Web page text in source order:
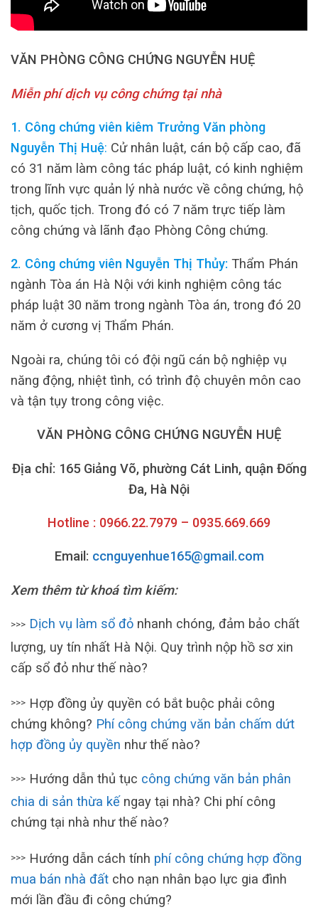
VĂN PHÒNG CÔNG CHỨNG NGUYỄN HUỆ
Miễn phí dịch vụ công chứng tại nhà
1. Công chứng viên kiêm Trưởng Văn phòng
Nguyễn Thị Huệ: Cử nhân luật, cán bộ cấp cao, đã
có 31 năm làm công tác pháp luật, có kinh nghiệm
trong lĩnh vực quản lý nhà nước về công chứng, hộ
tịch, quốc tịch. Trong đó có 7 năm trực tiếp làm
công chứng và lãnh đạo Phòng Công chứng.
2. Công chứng viên Nguyễn Thị Thủy: Thẩm Phán
ngành Tòa án Hà Nội với kinh nghiệm công tác
pháp luật 30 năm trong ngành Tòa án, trong đó 20
năm ở cương vị Thẩm Phán.
Ngoài ra, chúng tôi có đội ngũ cán bộ nghiệp vụ
năng động, nhiệt tình, có trình độ chuyên môn cao
và tận tụy trong công việc.
VĂN PHÒNG CÔNG CHỨNG NGUYỄN HUỆ
Địa chỉ: 165 Giảng Võ, phường Cát Linh, quận Đống
Đa, Hà Nội
Hotline : 0966.22.7979 – 0935.669.669
Email: ccnguyenhue165@gmail.com
Xem thêm từ khoá tìm kiếm:
>>> Dịch vụ làm sổ đỏ nhanh chóng, đảm bảo chất
lượng, uy tín nhất Hà Nội. Quy trình nộp hồ sơ xin
cấp sổ đỏ như thế nào?
>>> Hợp đồng ủy quyền có bắt buộc phải công
chứng không? Phí công chứng văn bản chấm dứt
hợp đồng ủy quyền như thế nào?
>>> Hướng dẫn thủ tục công chứng văn bản phân
chia di sản thừa kế ngay tại nhà? Chi phí công
chứng tại nhà như thế nào?
>>> Hướng dẫn cách tính phí công chứng hợp đồng
mua bán nhà đất cho nạn nhân bạo lực gia đình
mới lần đầu đi công chứng?